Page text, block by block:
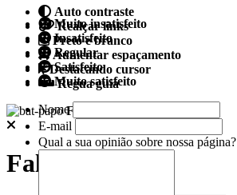
Auto contraste
Realçar links
Preto e branco
Aumentar espaçamento
Destacando cursor
Regua guia
Fale conosco
Fale conosco
Muito insatisfeito
Insatisfeito
Regular
Satisfeito
Muito satisfeito
Nome
E-mail
Qual a sua opinião sobre nossa página?